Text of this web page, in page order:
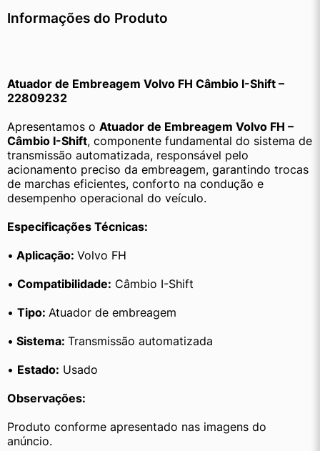
Informações do Produto
Atuador de Embreagem Volvo FH Câmbio I-Shift –
22809232
Apresentamos o Atuador de Embreagem Volvo FH –
Câmbio I-Shift, componente fundamental do sistema de
transmissão automatizada, responsável pelo
acionamento preciso da embreagem, garantindo trocas
de marchas eficientes, conforto na condução e
desempenho operacional do veículo.
Especificações Técnicas:
• Aplicação: Volvo FH
• Compatibilidade: Câmbio I-Shift
• Tipo: Atuador de embreagem
• Sistema: Transmissão automatizada
• Estado: Usado
Observações:
Produto conforme apresentado nas imagens do
anúncio.